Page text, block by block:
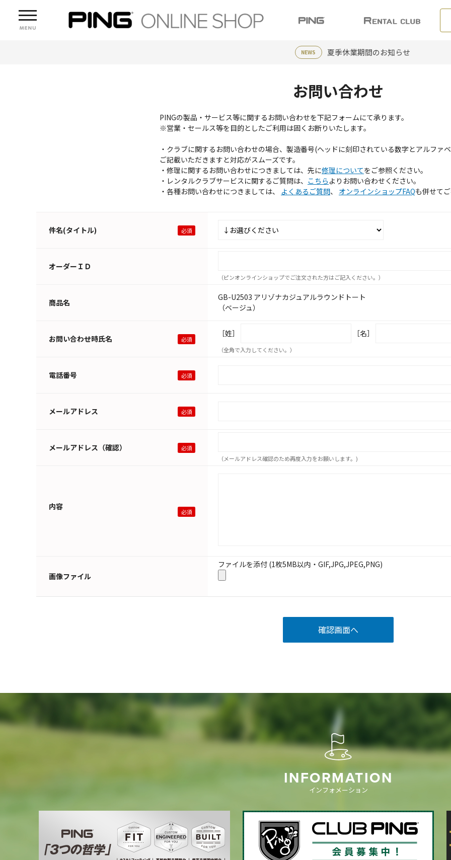
NEWS 夏季休業期間のお知らせ
お問い合わせ
PINGの製品・サービス等に関するお問い合わせを下記フォームにて承ります。
※営業・セールス等を目的としたご利用は固くお断りいたします。
・クラブに関するお問い合わせの場合、製造番号(ヘッドに刻印されている数字とアルファ
ご記載いただきますと対応がスムーズです。
・修理に関するお問い合わせにつきましては、先に修理についてをご参照ください。
・レンタルクラブサービスに関するご質問は、 こちら よりお問い合わせください。
・各種お問い合わせにつきましては、 よくあるご質問、 オンラインショップFAQも併せて
件名(タイトル)
オーダーＩＤ
（ピンオンラインショップでご注文された方はご記入ください。）
商品名
GB-U2503 アリゾナカジュアルラウンドトート
（ベージュ）
お問い合わせ時氏名
［姓］ ［名］
（全角で入力してください。）
電話番号
メールアドレス
メールアドレス（確認）
（メールアドレス確認のため再度入力をお願いします。)
内容
画像ファイル
ファイルを添付 (1枚5MB以内・GIF,JPG,JPEG,PNG)
INFORMATION
インフォメーション